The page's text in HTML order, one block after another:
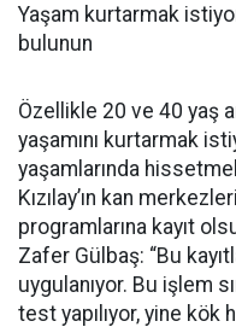
Yaşam kurtarmak
bulunun
Özellikle 20 ve 40 yaş
yaşamını kurtarmak
yaşamlarında
Kızılay’ın kan
programlarına kayıt
Zafer Gülbaş: “Bu
uygulanıyor. Bu işlem
test yapılıyor, yine kök